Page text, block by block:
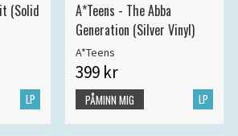
(Solid
LP
A*Teens - The Abba
Generation (Silver Vinyl)
A*Teens
399 kr
LP
PÅMINN MIG